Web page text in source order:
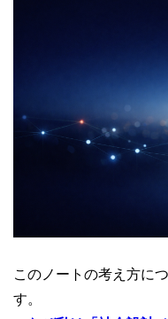
このノートの考え方に
す。